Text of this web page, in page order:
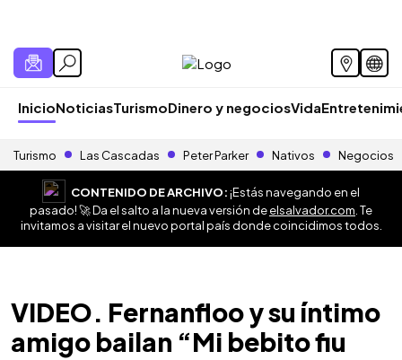
InicioNoticiasTurismoDinero y negociosVida
Turismo Las Cascadas Peter Parker Nativos Negocios
CONTENIDO DE ARCHIVO:¡Estás navegando en el
pasado! 🚀 Da el salto a la nueva versión deelsalvador.com . Te
invitamos a visitar el nuevo portal país donde coincidimos todos.
VIDEO. Fernanfloo y su íntimo
amigo bailan “Mi bebito fiu